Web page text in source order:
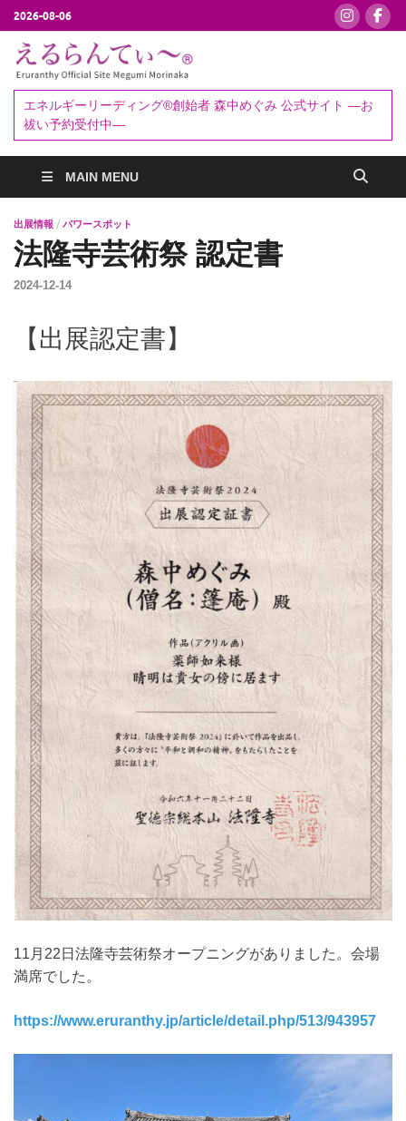
2026-08-06
ぃ～®
予約受付中
エネルギーリーディング®創始者 森中めぐみ 公式サイト ―お
祓い予約受付中―
MAIN MENU
出展情報 / パワースポット
法隆寺芸術祭 認定書
2024-12-14
【出展認定書】
11月22日法隆寺芸術祭オープニングがありました。会場
満席でした。
https://www.eruranthy.jp/article/detail.php/513/943957